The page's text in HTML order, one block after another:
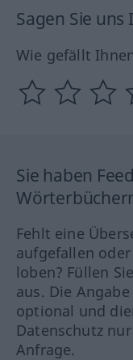
Sagen Sie
Wie gefällt
Sie haben
Fehlt eine
aufgefallen
loben? Füllen
aus. Die
optional und
Datenschutz
Anfrage.